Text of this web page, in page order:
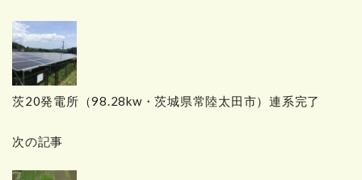
茨20発電所（98.28kw・茨城県常陸太田市）連系完了
次の記事